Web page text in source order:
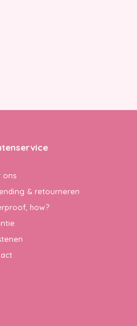
ons
& retourneren
how?